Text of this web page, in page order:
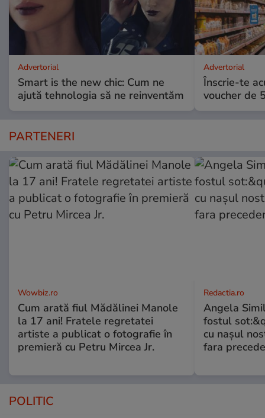
Advertorial
Smart is the new chic: Cum ne
ajută tehnologia să ne reinventăm
Advertorial
Înscrie-te
voucher de
PARTENERI
Wowbiz.ro
Cum arată fiul Mădălinei Manole
la 17 ani! Fratele regretatei
artiste a publicat o fotografie în
premieră cu Petru Mircea Jr.
Redactia.ro
Angela
fostul
cu nașul
fara
POLITIC